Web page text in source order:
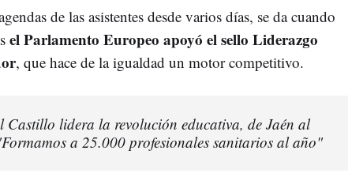
de las asistentes desde varios días, se da cuando
el Parlamento Europeo apoyó el sello Liderazgo
, que hace de la igualdad un motor competitivo.
Castillo lidera la revolución educativa, de Jaén al
a 25.000 profesionales sanitarios al año"